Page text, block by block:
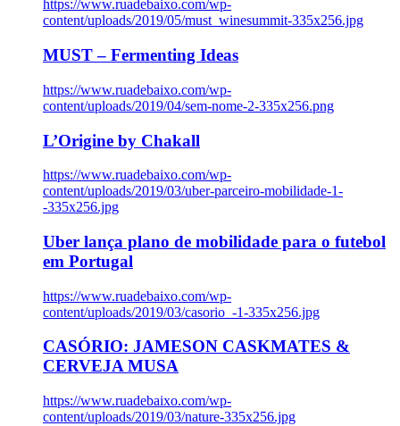
https://www.ruadebaixo.com/wp-
content/uploads/2019/05/must_winesummit-335x256.jpg
MUST – Fermenting Ideas
https://www.ruadebaixo.com/wp-
content/uploads/2019/04/sem-nome-2-335x256.png
L’Origine by Chakall
https://www.ruadebaixo.com/wp-
content/uploads/2019/03/uber-parceiro-mobilidade-1-
-335x256.jpg
Uber lança plano de mobilidade para o futebol
em Portugal
https://www.ruadebaixo.com/wp-
content/uploads/2019/03/casorio_-1-335x256.jpg
CASÓRIO: JAMESON CASKMATES &
CERVEJA MUSA
https://www.ruadebaixo.com/wp-
content/uploads/2019/03/nature-335x256.jpg